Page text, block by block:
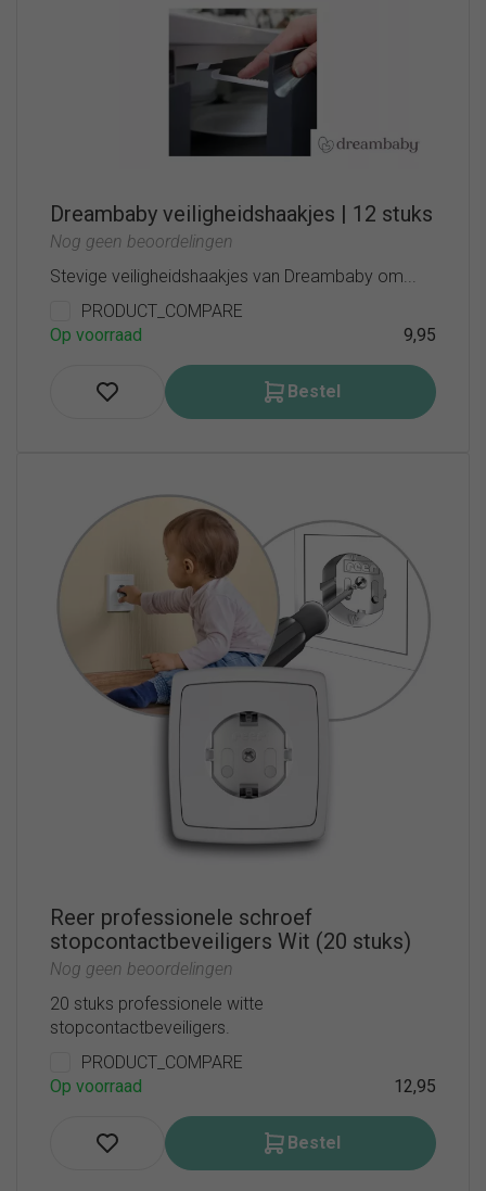
Dreambaby veiligheidshaakjes | 12 stuks
Nog geen beoordelingen
Stevige veiligheidshaakjes van Dreambaby om...
PRODUCT_COMPARE
Op voorraad
9,95
Bestel
Reer professionele schroef
stopcontactbeveiligers Wit (20 stuks)
Nog geen beoordelingen
20 stuks professionele witte
stopcontactbeveiligers.
PRODUCT_COMPARE
Op voorraad
12,95
Bestel